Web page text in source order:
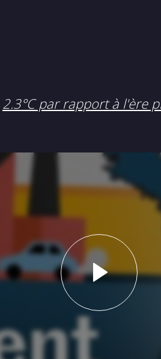
2.3°C par rapport à l'ère